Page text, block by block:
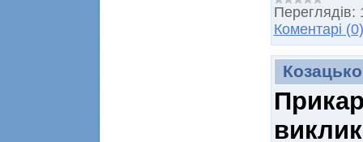
Переглядів:
Коментарі (0)